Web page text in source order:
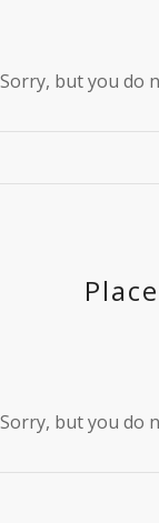
Sorry, but you do
Sorry, but you do